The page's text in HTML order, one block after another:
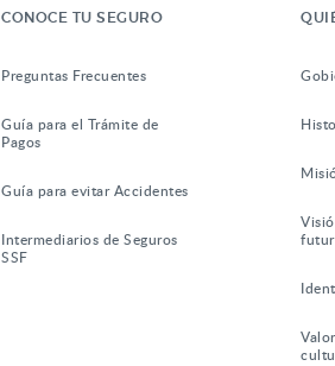
CONOCE TU SEGURO
Preguntas Frecuentes
Guía para el Trámite de
Pagos
Guía para evitar Accidentes
Intermediarios de Seguros
SSF